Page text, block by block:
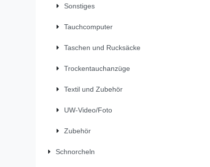
Sonstiges
Tauchcomputer
Taschen und Rucksäcke
Trockentauchanzüge
Textil und Zubehör
UW-Video/Foto
Zubehör
Schnorcheln